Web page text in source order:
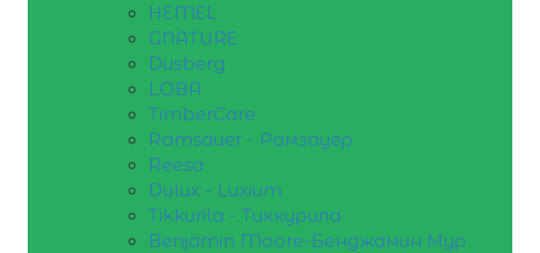
HEMEL
GNATURE
Dusberg
LOBA
TimberCare
Ramsauer - Рамзауер
Reesa
Dulux - Luxium
Tikkurila - Тиккурила
Benjamin Moore-Бенджамин Мур